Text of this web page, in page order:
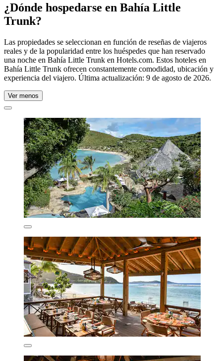
¿Dónde hospedarse en Bahía Little
Trunk?
Las propiedades se seleccionan en función de reseñas de viajeros
reales y de la popularidad entre los huéspedes que han reservado
una noche en Bahía Little Trunk en Hotels.com. Estos hoteles en
Bahía Little Trunk ofrecen constantemente comodidad, ubicación y
experiencia del viajero. Última actualización: 9 de agosto de 2026.
Ver menos